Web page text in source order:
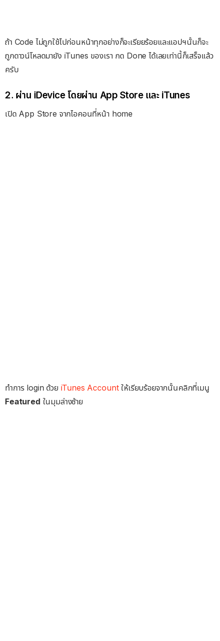
ถ้า Code ไม่ถูกใช้ไปก่อนหน้าทุกอย่างก็จะเรียยร้อยและแอปฯนั้นก็จะ
ถูกดาวน์โหลดมายัง iTunes ของเรา กด Done ได้เลยเท่านี้ก็เสร็จแล้ว
ครับ
2. ผ่าน iDevice โดยผ่าน App Store และ iTunes
เปิด App Store จากไอคอนที่หน้า home
ทำการ login ด้วย iTunes Accountให้เรียบร้อยจากนั้นคลิกที่เมนู
Featuredในมุมล่างซ้าย